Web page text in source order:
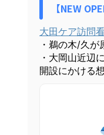
【NEW
大田ケア訪問
・鵜の木/久が
・大岡山近辺
開設にかける